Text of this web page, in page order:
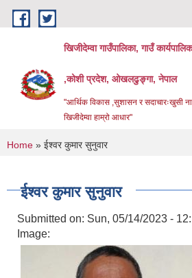
Skip to main content
खिजीदेम्वा गाउँपालिका, गाउँ
,कोशी प्रदेश, ओखलढुङ्गा, नेपाल
"आर्थिक विकास ,सुशासन र सदाचारःखुसी
खिजीदेम्वा हाम्रो आधार"
You are here
Home » ईश्वर कुमार सुनुवार
ईश्वर कुमार सुनुवार
Submitted on: Sun, 05/14/2023 -
Image: